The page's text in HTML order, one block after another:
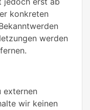
konkreten
werden
externen
wir keinen